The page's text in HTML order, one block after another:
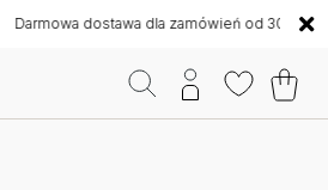
dostawa dla zamówień od 300 zł